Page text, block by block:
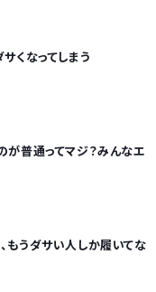
くなってしまう
が普通ってマジ？みんなエ
もうダサい人しか履いてな